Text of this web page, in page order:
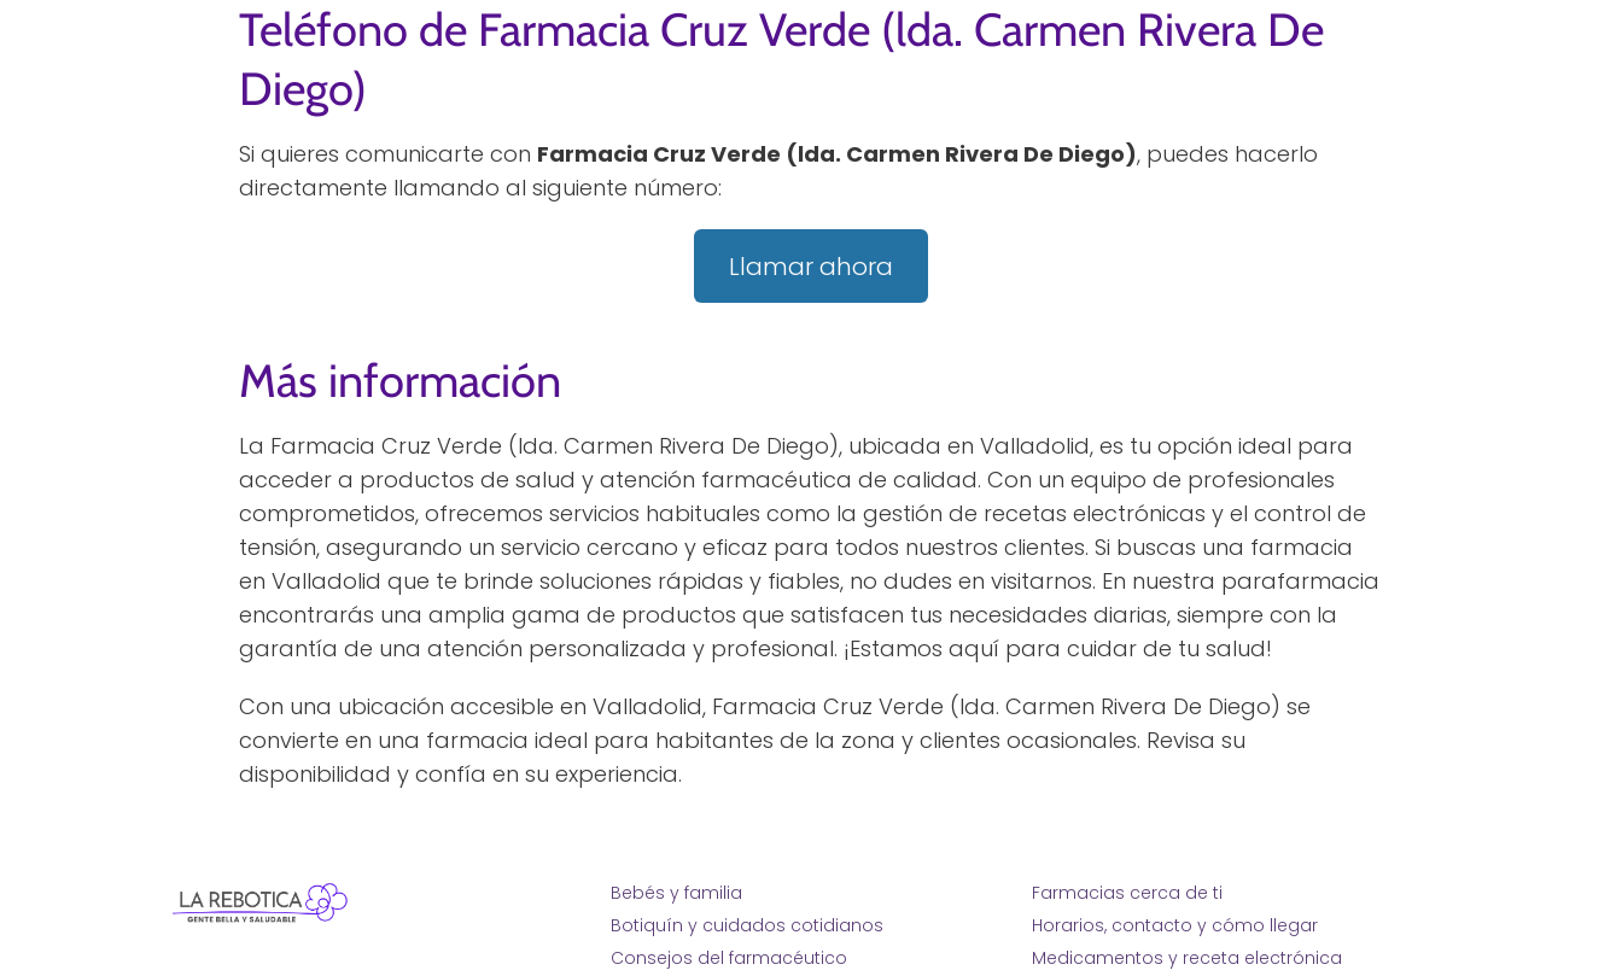
Teléfono de Farmacia Cruz Verde (lda. Carmen Rivera De
Diego)
Si quieres comunicarte con Farmacia Cruz Verde (lda. Carmen Rivera De Diego), puedes hacerlo
directamente llamando al siguiente número:
Llamar ahora
Más información
La Farmacia Cruz Verde (lda. Carmen Rivera De Diego), ubicada en Valladolid, es tu opción ideal para
acceder a productos de salud y atención farmacéutica de calidad. Con un equipo de profesionales
comprometidos, ofrecemos servicios habituales como la gestión de recetas electrónicas y el control de
tensión, asegurando un servicio cercano y eficaz para todos nuestros clientes. Si buscas una farmacia
en Valladolid que te brinde soluciones rápidas y fiables, no dudes en visitarnos. En nuestra parafarmacia
encontrarás una amplia gama de productos que satisfacen tus necesidades diarias, siempre con la
garantía de una atención personalizada y profesional. ¡Estamos aquí para cuidar de tu salud!
Con una ubicación accesible en Valladolid, Farmacia Cruz Verde (lda. Carmen Rivera De Diego) se
convierte en una farmacia ideal para habitantes de la zona y clientes ocasionales. Revisa su
disponibilidad y confía en su experiencia.
Bebés y familia
Botiquín y cuidados cotidianos
Consejos del farmacéutico
Farmacias cerca de ti
Horarios, contacto y cómo llegar
Medicamentos y receta electrónica